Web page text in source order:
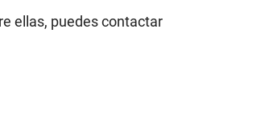
ellas, puedes contactar